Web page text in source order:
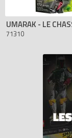
UMARAK - LE
71310